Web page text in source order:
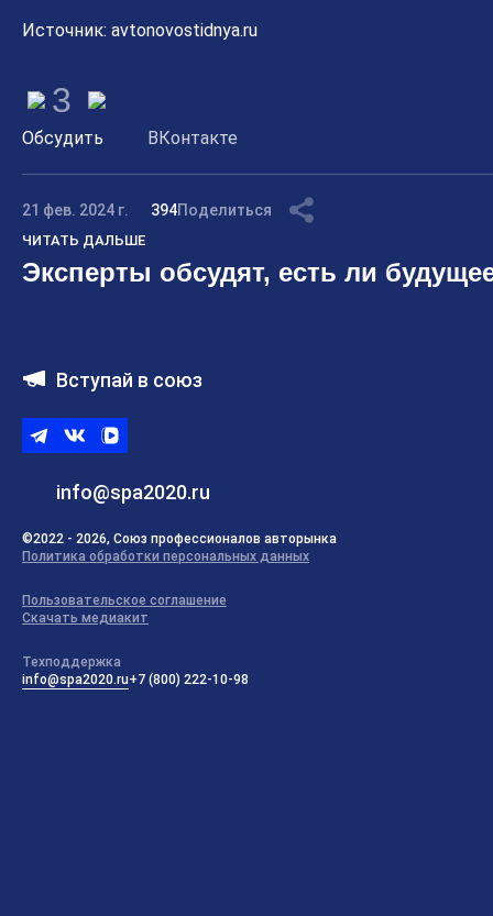
Источник: avtonovostidnya.ru
3
Обсудить ВКонтакте
21 фев. 2024 г. 394Поделиться
ЧИТАТЬ ДАЛЬШЕ
Эксперты обсудят, есть ли
Вступай в союз
info@spa2020.ru
TelegramВКонтакте
ВК
©2022 - 2026, Союз профессионалов авторынка
Политика обработки персональных данных
Пользовательское соглашение
Скачать медиакит
Техподдержка
info@spa2020.ru+7 (800) 222-10-98